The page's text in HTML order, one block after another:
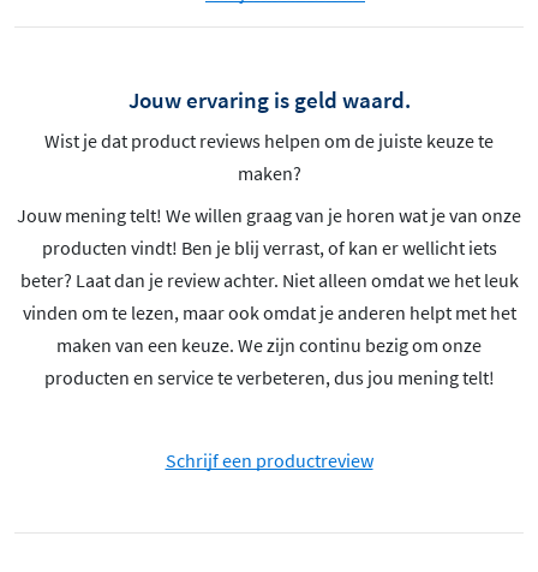
Jouw ervaring is geld waard.
Wist je dat product reviews helpen om de juiste keuze te
maken?
Jouw mening telt! We willen graag van je horen wat je van onze
producten vindt! Ben je blij verrast, of kan er wellicht iets
beter? Laat dan je review achter. Niet alleen omdat we het leuk
vinden om te lezen, maar ook omdat je anderen helpt met het
maken van een keuze. We zijn continu bezig om onze
producten en service te verbeteren, dus jou mening telt!
Schrijf een productreview